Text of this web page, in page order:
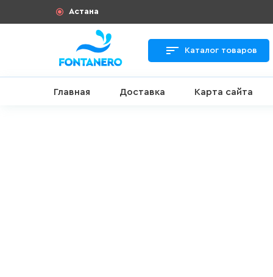
Астана
Каталог товаров
Главная Доставка Карта сайта